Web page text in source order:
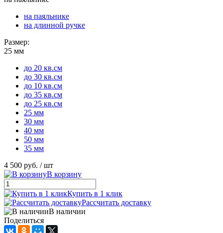
на паяльнике
на длинной ручке
Размер:
25 мм
до 20 кв.см
до 30 кв.см
до 10 кв.см
до 35 кв.см
до 25 кв.см
25 мм
30 мм
40 мм
50 мм
35 мм
4 500 руб. / шт
В корзину
Купить в 1 клик
Рассчитать доставку
В наличии
Поделиться